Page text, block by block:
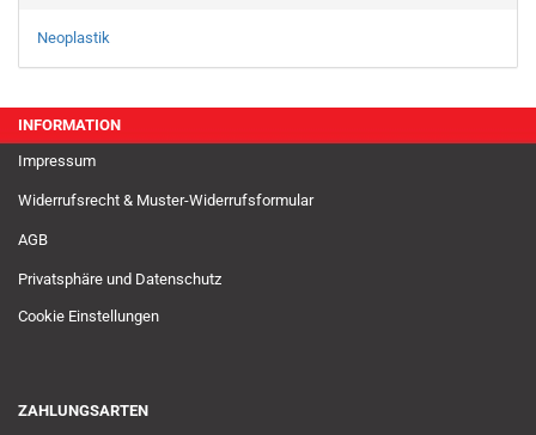
Neoplastik
INFORMATION
Impressum
Widerrufsrecht & Muster-Widerrufsformular
AGB
Privatsphäre und Datenschutz
Cookie Einstellungen
ZAHLUNGSARTEN